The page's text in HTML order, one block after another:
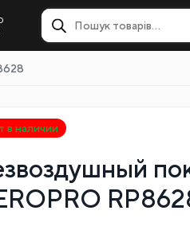
в наличии